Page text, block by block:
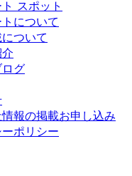
スポット
について
ついて
グ
報の掲載お申し込み
ポリシー